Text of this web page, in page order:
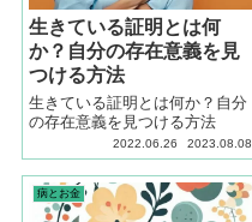
生きている証明とは何
か？自分の存在意義を見
つける方法
生きている証明とは何か？自分
の存在意義を見つける方法
2022.06.26 2023.08.08
病とお金